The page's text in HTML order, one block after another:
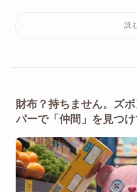
財布？持ちません。ズ
パーで「仲間」を見つ